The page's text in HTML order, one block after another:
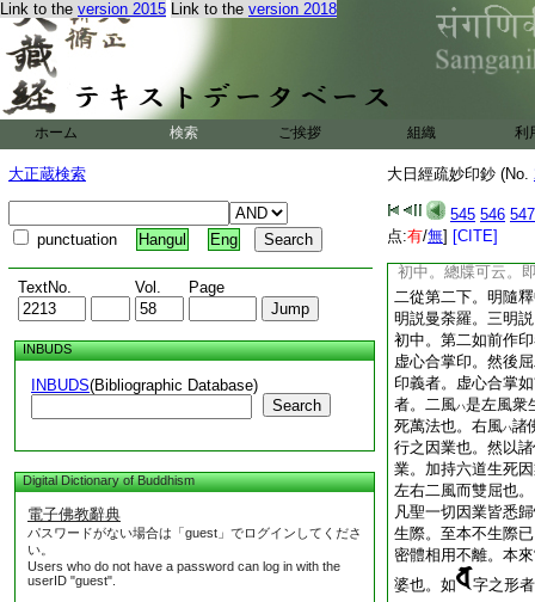
Link to the version 2015 Link to the version 2018
ホーム 検索 ご挨拶 組織 利
大正蔵検索
punctuation Hangul Eng
TextNo. Vol. Page
INBUDS
INBUDS(Bibliographic Database)
Search
Digital Dictionary of Buddhism
電子佛教辭典
パスワードがない場合は「guest」でログインしてくださ
い。
Users who do not have a password can log in with the
userID "guest".
大日經疏妙印鈔 (No.
545 546 547
点:有/無] [CITE]
三角。是即如來五
地。降伏四魔之儀
義同一也。次眞言
白也。就中字體
日如來降伏四魔
言全體同一也
二從第二下。明説
總牒。二明隨釋
初中。總牒可云。
二從第二下。明隨
明説曼荼羅。三明
初中。第二如前作
虚心合掌印。然後
印義者。虚心合掌
者。二風ハ是左風衆
死萬法也。右風ハ諸
行之因業也。然以
業。加持六道生死
左右二風而雙屈也
凡聖一切因業皆悉
生際。至本不生際
密體相用不離。本
婆也。如
字之形